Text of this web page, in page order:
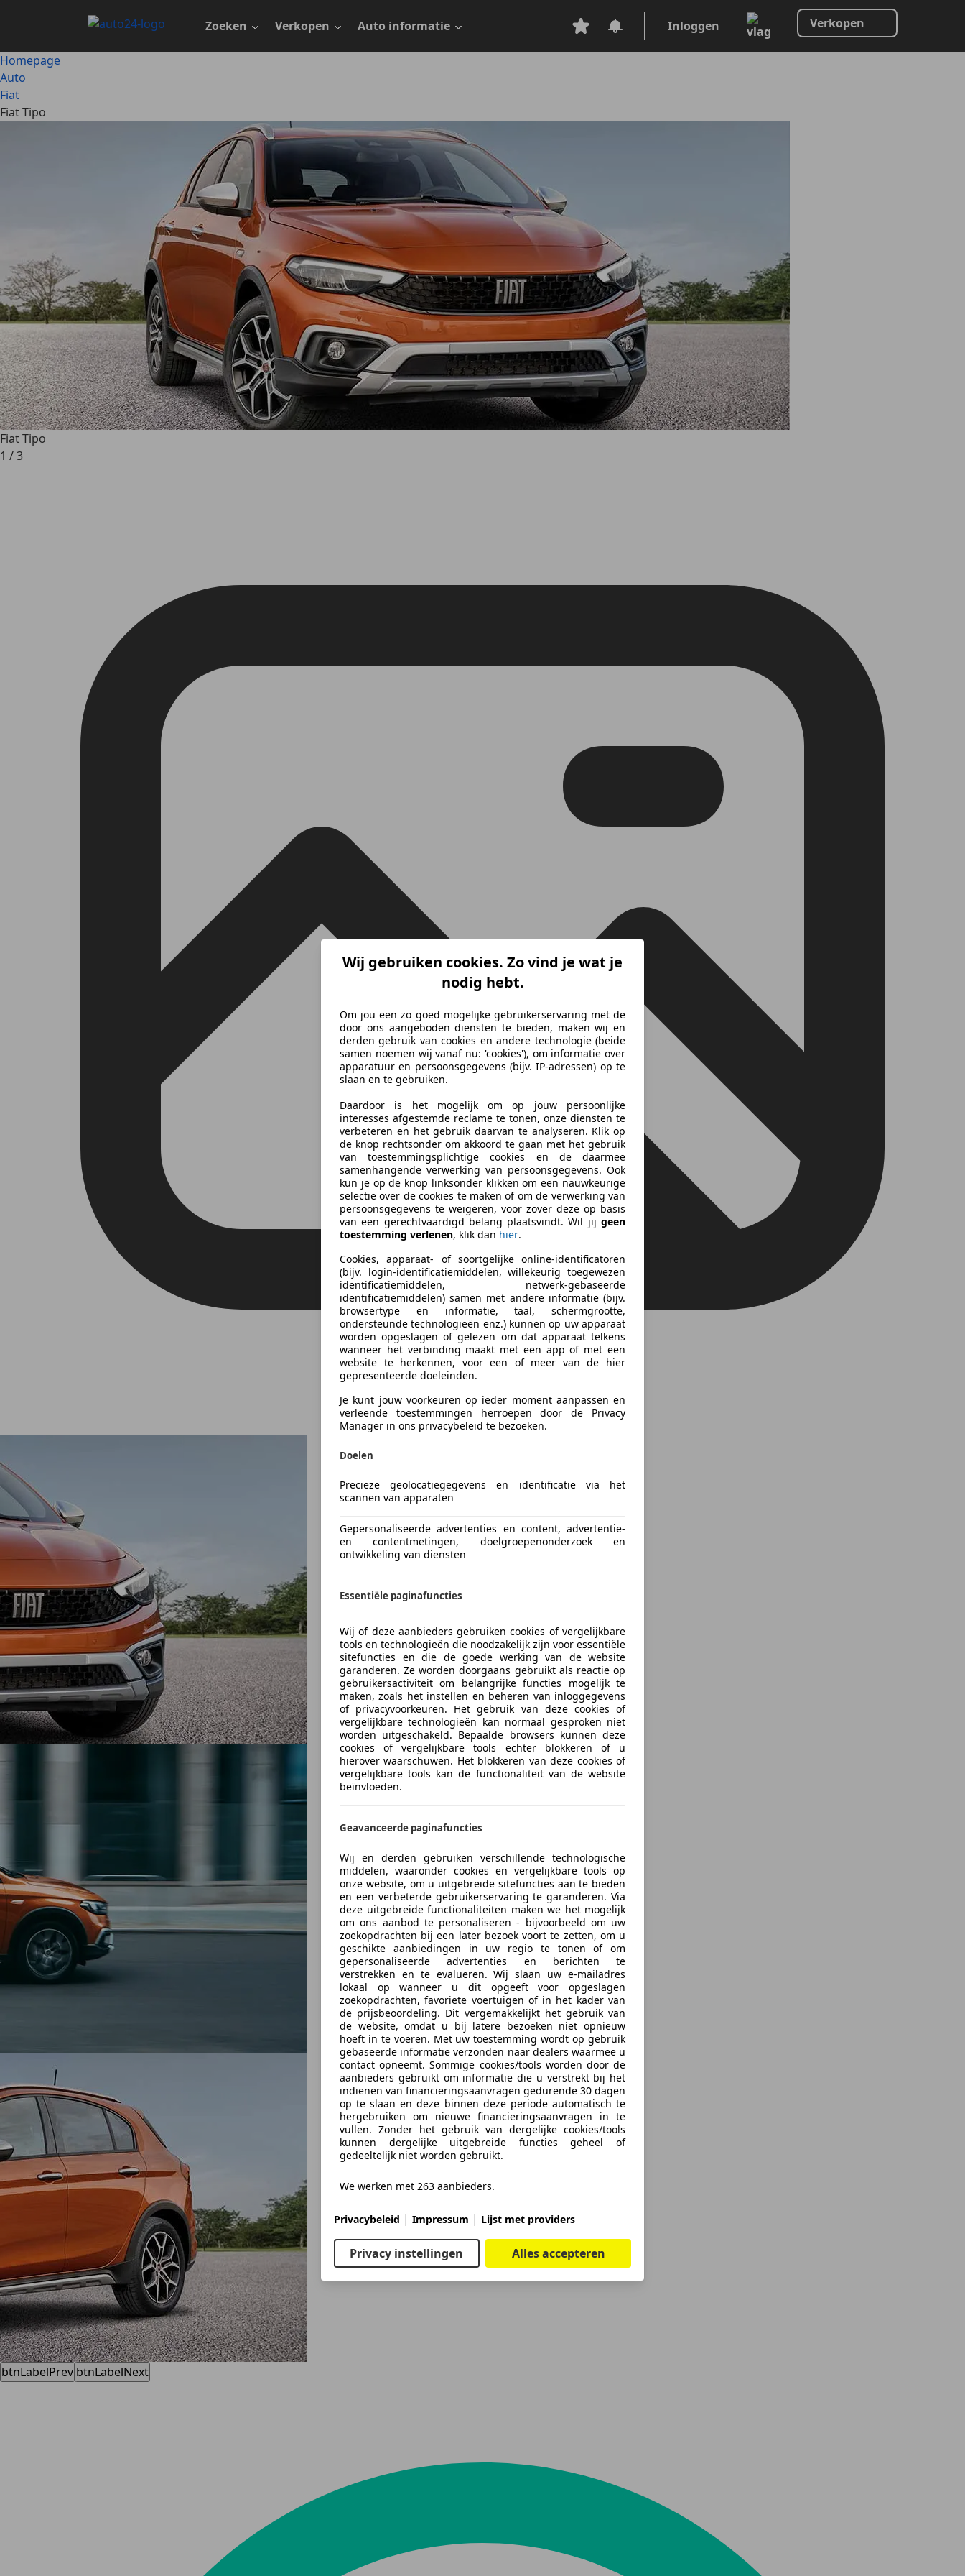
Zoeken Verkopen Auto informatie Inloggen Verkopen
Homepage
Auto
Fiat
Fiat Tipo
Fiat Tipo
1 /3
btnLabelPrev btnLabelNext
Wij gebruiken cookies. Zo vind je wat je
nodig hebt.
Om jou een zo goed mogelijke gebruikerservaring met de
door ons aangeboden diensten te bieden, maken wij en
derden gebruik van cookies en andere technologie (beide
samen noemen wij vanaf nu: 'cookies'), om informatie over
apparatuur en persoonsgegevens (bijv. IP-adressen) op te
slaan en te gebruiken.
Daardoor is het mogelijk om op jouw persoonlijke
interesses afgestemde reclame te tonen, onze diensten te
verbeteren en het gebruik daarvan te analyseren. Klik op
de knop rechtsonder om akkoord te gaan met het gebruik
van toestemmingsplichtige cookies en de daarmee
samenhangende verwerking van persoonsgegevens. Ook
kun je op de knop linksonder klikken om een nauwkeurige
selectie over de cookies te maken of om de verwerking van
persoonsgegevens te weigeren, voor zover deze op basis
van een gerechtvaardigd belang plaatsvindt. Wil jij geen
toestemming verlenen, klik dan hier.
Cookies, apparaat- of soortgelijke online-identificatoren
(bijv. login-identificatiemiddelen, willekeurig toegewezen
identificatiemiddelen, netwerk-gebaseerde
identificatiemiddelen) samen met andere informatie (bijv.
browsertype en informatie, taal, schermgrootte,
ondersteunde technologieën enz.) kunnen op uw apparaat
worden opgeslagen of gelezen om dat apparaat telkens
wanneer het verbinding maakt met een app of met een
website te herkennen, voor een of meer van de hier
gepresenteerde doeleinden.
Je kunt jouw voorkeuren op ieder moment aanpassen en
verleende toestemmingen herroepen door de Privacy
Manager in ons privacybeleid te bezoeken.
Doelen
Precieze geolocatiegegevens en identificatie via het
scannen van apparaten
Gepersonaliseerde advertenties en content, advertentie-
en contentmetingen, doelgroepenonderzoek en
ontwikkeling van diensten
Essentiële paginafuncties
Wij of deze aanbieders gebruiken cookies of vergelijkbare
tools en technologieën die noodzakelijk zijn voor essentiële
sitefuncties en die de goede werking van de website
garanderen. Ze worden doorgaans gebruikt als reactie op
gebruikersactiviteit om belangrijke functies mogelijk te
maken, zoals het instellen en beheren van inloggegevens
of privacyvoorkeuren. Het gebruik van deze cookies of
vergelijkbare technologieën kan normaal gesproken niet
worden uitgeschakeld. Bepaalde browsers kunnen deze
cookies of vergelijkbare tools echter blokkeren of u
hierover waarschuwen. Het blokkeren van deze cookies of
vergelijkbare tools kan de functionaliteit van de website
beïnvloeden.
Geavanceerde paginafuncties
Wij en derden gebruiken verschillende technologische
middelen, waaronder cookies en vergelijkbare tools op
onze website, om u uitgebreide sitefuncties aan te bieden
en een verbeterde gebruikerservaring te garanderen. Via
deze uitgebreide functionaliteiten maken we het mogelijk
om ons aanbod te personaliseren - bijvoorbeeld om uw
zoekopdrachten bij een later bezoek voort te zetten, om u
geschikte aanbiedingen in uw regio te tonen of om
gepersonaliseerde advertenties en berichten te
verstrekken en te evalueren. Wij slaan uw e-mailadres
lokaal op wanneer u dit opgeeft voor opgeslagen
zoekopdrachten, favoriete voertuigen of in het kader van
de prijsbeoordeling. Dit vergemakkelijkt het gebruik van
de website, omdat u bij latere bezoeken niet opnieuw
hoeft in te voeren. Met uw toestemming wordt op gebruik
gebaseerde informatie verzonden naar dealers waarmee u
contact opneemt. Sommige cookies/tools worden door de
aanbieders gebruikt om informatie die u verstrekt bij het
indienen van financieringsaanvragen gedurende 30 dagen
op te slaan en deze binnen deze periode automatisch te
hergebruiken om nieuwe financieringsaanvragen in te
vullen. Zonder het gebruik van dergelijke cookies/tools
kunnen dergelijke uitgebreide functies geheel of
gedeeltelijk niet worden gebruikt.
We werken met 263 aanbieders.
Privacybeleid | Impressum | Lijst met providers
Privacy instellingen Alles accepteren